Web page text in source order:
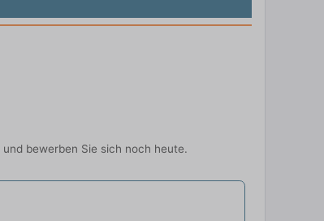
bewerben Sie sich noch heute.